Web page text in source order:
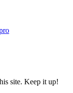
site. Keep it up!